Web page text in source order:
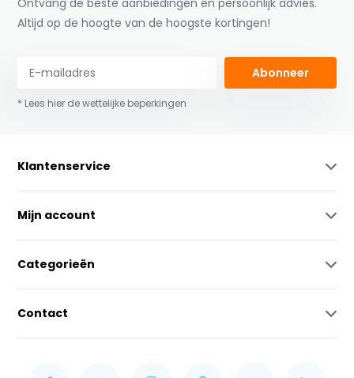
Ontvang de beste aanbiedingen en persoonlijk advies.
Altijd op de hoogte van de hoogste kortingen!
Abonneer
* Lees hier de wettelijke beperkingen
Klantenservice
Mijn account
Categorieën
Contact